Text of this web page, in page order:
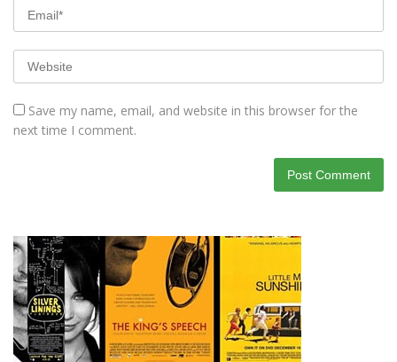
Save my name, email, and website in this browser for the
next time I comment.